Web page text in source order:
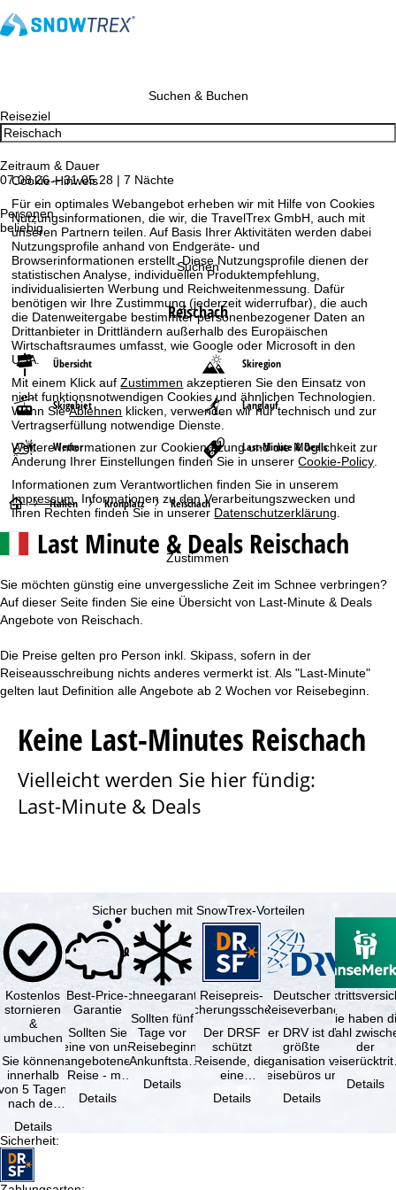
Cookie-Hinweis
Für ein optimales Webangebot erheben wir mit Hilfe von Cookies
Nutzungsinformationen, die wir, die TravelTrex GmbH, auch mit
unseren Partnern teilen. Auf Basis Ihrer Aktivitäten werden dabei
Nutzungsprofile anhand von Endgeräte- und
Browserinformationen erstellt. Diese Nutzungsprofile dienen der
statistischen Analyse, individuellen Produktempfehlung,
individualisierten Werbung und Reichweitenmessung. Dafür
benötigen wir Ihre Zustimmung (jederzeit widerrufbar), die auch
die Datenweitergabe bestimmter personenbezogener Daten an
Drittanbieter in Drittländern außerhalb des Europäischen
Wirtschaftsraumes umfasst, wie Google oder Microsoft in den
USA.
Mit einem Klick aufZustimmen akzeptieren Sie den Einsatz von
nicht funktionsnotwendigen Cookies und ähnlichen Technologien.
Wenn SieAblehnen klicken, verwenden wir nur technisch und zur
Vertragserfüllung notwendige Dienste.
Weitere Informationen zur Cookienutzung und die Möglichkeit zur
Änderung Ihrer Einstellungen finden Sie in unsererCookie-Policy
Informationen zum Verantwortlichen finden Sie in unserem
Impressum . Informationen zu den Verarbeitungszwecken und
Ihren Rechten finden Sie in unserer Datenschutzerklärung
Zustimmen
Suchen & Buchen
Reiseziel
Zeitraum & Dauer
07.08.26 – 31.05.28 | 7 Nächte
Personen
beliebig
Suchen
Reischach
Übersicht Skiregion
Skigebiet Langlauf
Wetter Last-Minute & Deals
S
r
Italien Kronplatz Reischach
Last Minute & Deals Reischach
Sie möchten günstig eine unvergessliche Zeit im Schnee verbringen?
Auf dieser Seite finden Sie eine Übersicht von Last-Minute & Deals
Angebote von Reischach.
Die Preise gelten pro Person inkl. Skipass, sofern in der
Reiseausschreibung nichts anderes vermerkt ist. Als "Last-Minute"
gelten laut Definition alle Angebote ab 2 Wochen vor Reisebeginn.
Keine Last-Minutes Reischach
Vielleicht werden Sie hier fündig:
Last-Minute & Deals
Sicher buchen mit SnowTrex-Vorteilen
Kostenlos
stornieren
&
umbuchen
Sie können
innerhalb
5 Tagen
nach der
kostenfrei
…
Details
Best-Price-
Garantie
Sollten Sie
eine von uns
angebotene
Reise - mit
Verfügbarkeit
Details
Schneegarantie
Sollten fünf
Tage vor
Reisebeginn
(Ankunftstag)
Schneemangel
Details
Reisepreis-
Sicherungsschein
Der DRSF
schützt
Reisende, die
eine
oder
Details
Deutscher
Reiseverband
Der DRV ist die
größte
Organisation von
Reisebüros und
Reiseveranstaltern
in …
Details
Sie haben
Wahl
der
(inklusive
Details
Sicherheit: